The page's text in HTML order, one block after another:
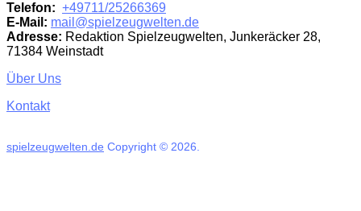
Telefon: +49711/25266369
E-Mail: mail@spielzeugwelten.de
Adresse: Redaktion Spielzeugwelten, Junkeräcker 28,
71384 Weinstadt
Über Uns
Kontakt
spielzeugwelten.de Copyright © 2026.